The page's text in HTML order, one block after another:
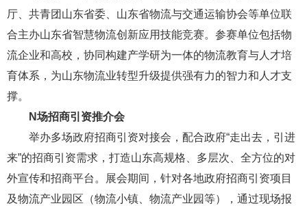
厅、共青团山东省委、山东省物流与交通运输协会等单位联
合主办山东省智慧物流创新应用技能竞赛。参赛单位包括物
流企业和高校，协同构建产学研为一体的物流教育与人才培
育体系，为山东物流业转型升级提供强有力的智力和人才支
撑。
N场招商引资推介会
举办多场政府招商引资对接会，配合政府“走出去，引进
来”的招商引资需求，打造山东高规格、多层次、全方位的对
外宣传和招商平台。展会期间，针对各地政府招商引资项目
及物流产业园区（物流小镇、物流产业园等），通过现场报